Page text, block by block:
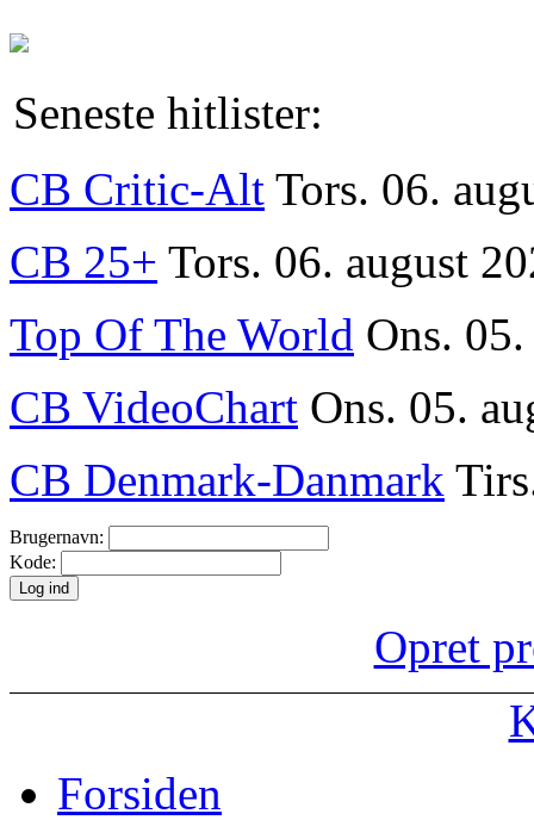
Seneste hitlister:
CB Critic-Alt Tors. 06.
CB 25+ Tors. 06. august
Top Of The World Ons.
CB VideoChart Ons. 05.
CB Denmark-Danmark
Brugernavn:
Kode:
Opret
Forsiden